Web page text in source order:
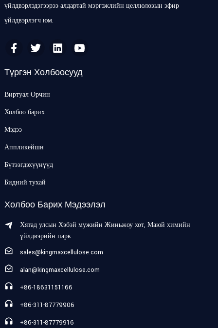
үйлдвэрлэдэгээрээ алдартай мэргэжлийн целлюлозын эфир
үйлдвэрлэгч юм.
Түргэн Холбоосууд
Виртуал Орчин
Холбоо барих
Мэдээ
Аппликейшн
Бүтээгдэхүүнүүд
Бидний тухай
Холбоо Барих Мэдээлэл
Хятад улсын Хэбэй мужийн Жиньжоу хот, Маюй химийн
үйлдвэрийн парк
sales@kingmaxcellulose.com
alan@kingmaxcellulose.com
+86-18631151166
+86-311-87779906
+86-311-87779916